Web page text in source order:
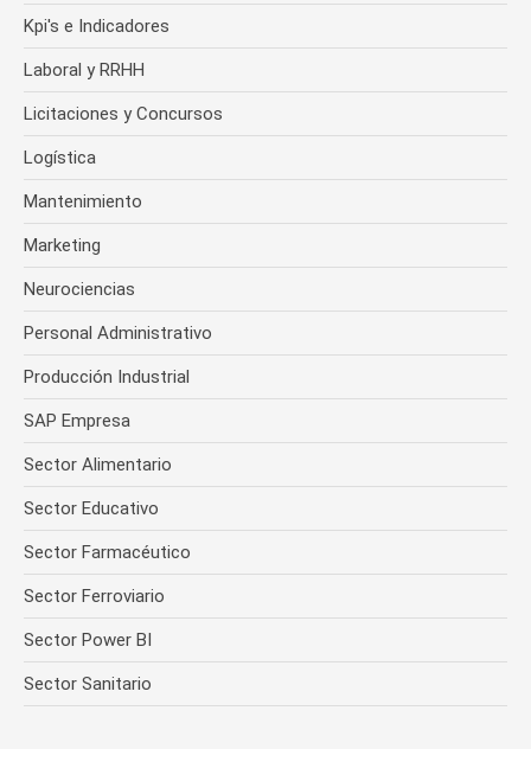
Kpi's e Indicadores
Laboral y RRHH
Licitaciones y Concursos
Logística
Mantenimiento
Marketing
Neurociencias
Personal Administrativo
Producción Industrial
SAP Empresa
Sector Alimentario
Sector Educativo
Sector Farmacéutico
Sector Ferroviario
Sector Power BI
Sector Sanitario